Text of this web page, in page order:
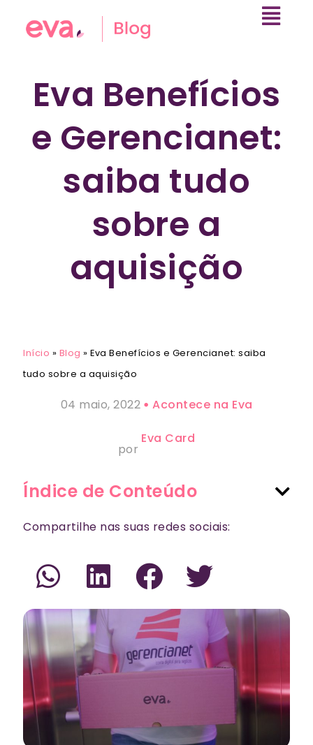
Eva Benefícios
e Gerencianet:
saiba tudo
sobre a
aquisição
Início » Blog » Eva Benefícios e Gerencianet: saiba
tudo sobre a aquisição
04 maio, 2022 Acontece na Eva
por
Eva Card
Índice de Conteúdo
Compartilhe nas suas redes sociais: